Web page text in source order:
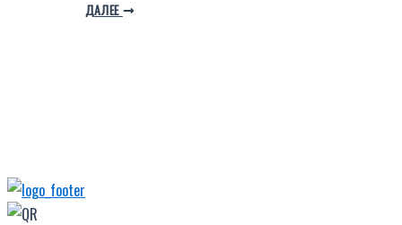
ДАЛЕЕ